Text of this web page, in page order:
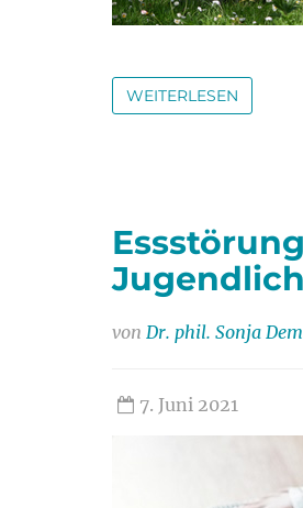
WEITERLESEN
von Dr. phil. Sonja
7. Juni 2021